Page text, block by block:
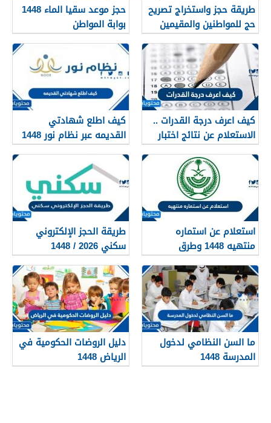
طريقة حجز واستخراج تصريح
حج للمواطنين والمقيمين
1448
حجز موعد سقيا الماء 1448
بوابة المواطن
كيف اعرف درجة القدرات ..
الاستعلام عن نتائج اختبار
القدرات 1448
كيف اطلع شهادتي
القديمه عبر نظام نور 1448
استعلام عن استماره
منتهيه 1448 وطرق
تجديدها
طريقة الحجز الإلكتروني
سكني 2026 / 1448
بالتفصيل
ما السن النظامي لدخول
المدرسة 1448
دليل الروضات الحكومية في
الرياض 1448